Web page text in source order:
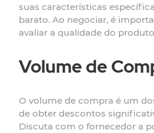
suas características
barato. Ao negociar, é
avaliar a qualidade do
Volume de
O volume de compra é um
de obter descontos
Discuta com o fornecedor a